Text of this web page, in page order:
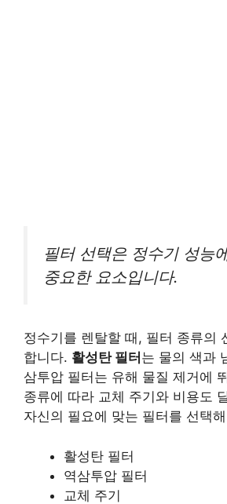
필터 선택은 정수기 성능
중요한 요소입니다.
정수기를 렌탈할 때, 필터 종류의
합니다. 활성탄 필터 는 물의 색과
삼투압 필터는 유해 물질 제거에
종류에 따라 교체 주기와 비용도
자신의 필요에 맞는 필터를 선택
활성탄 필터
역삼투압 필터
교체 주기